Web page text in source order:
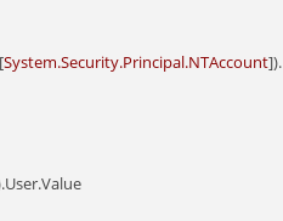
System.Security.Principal.NTAccount]).